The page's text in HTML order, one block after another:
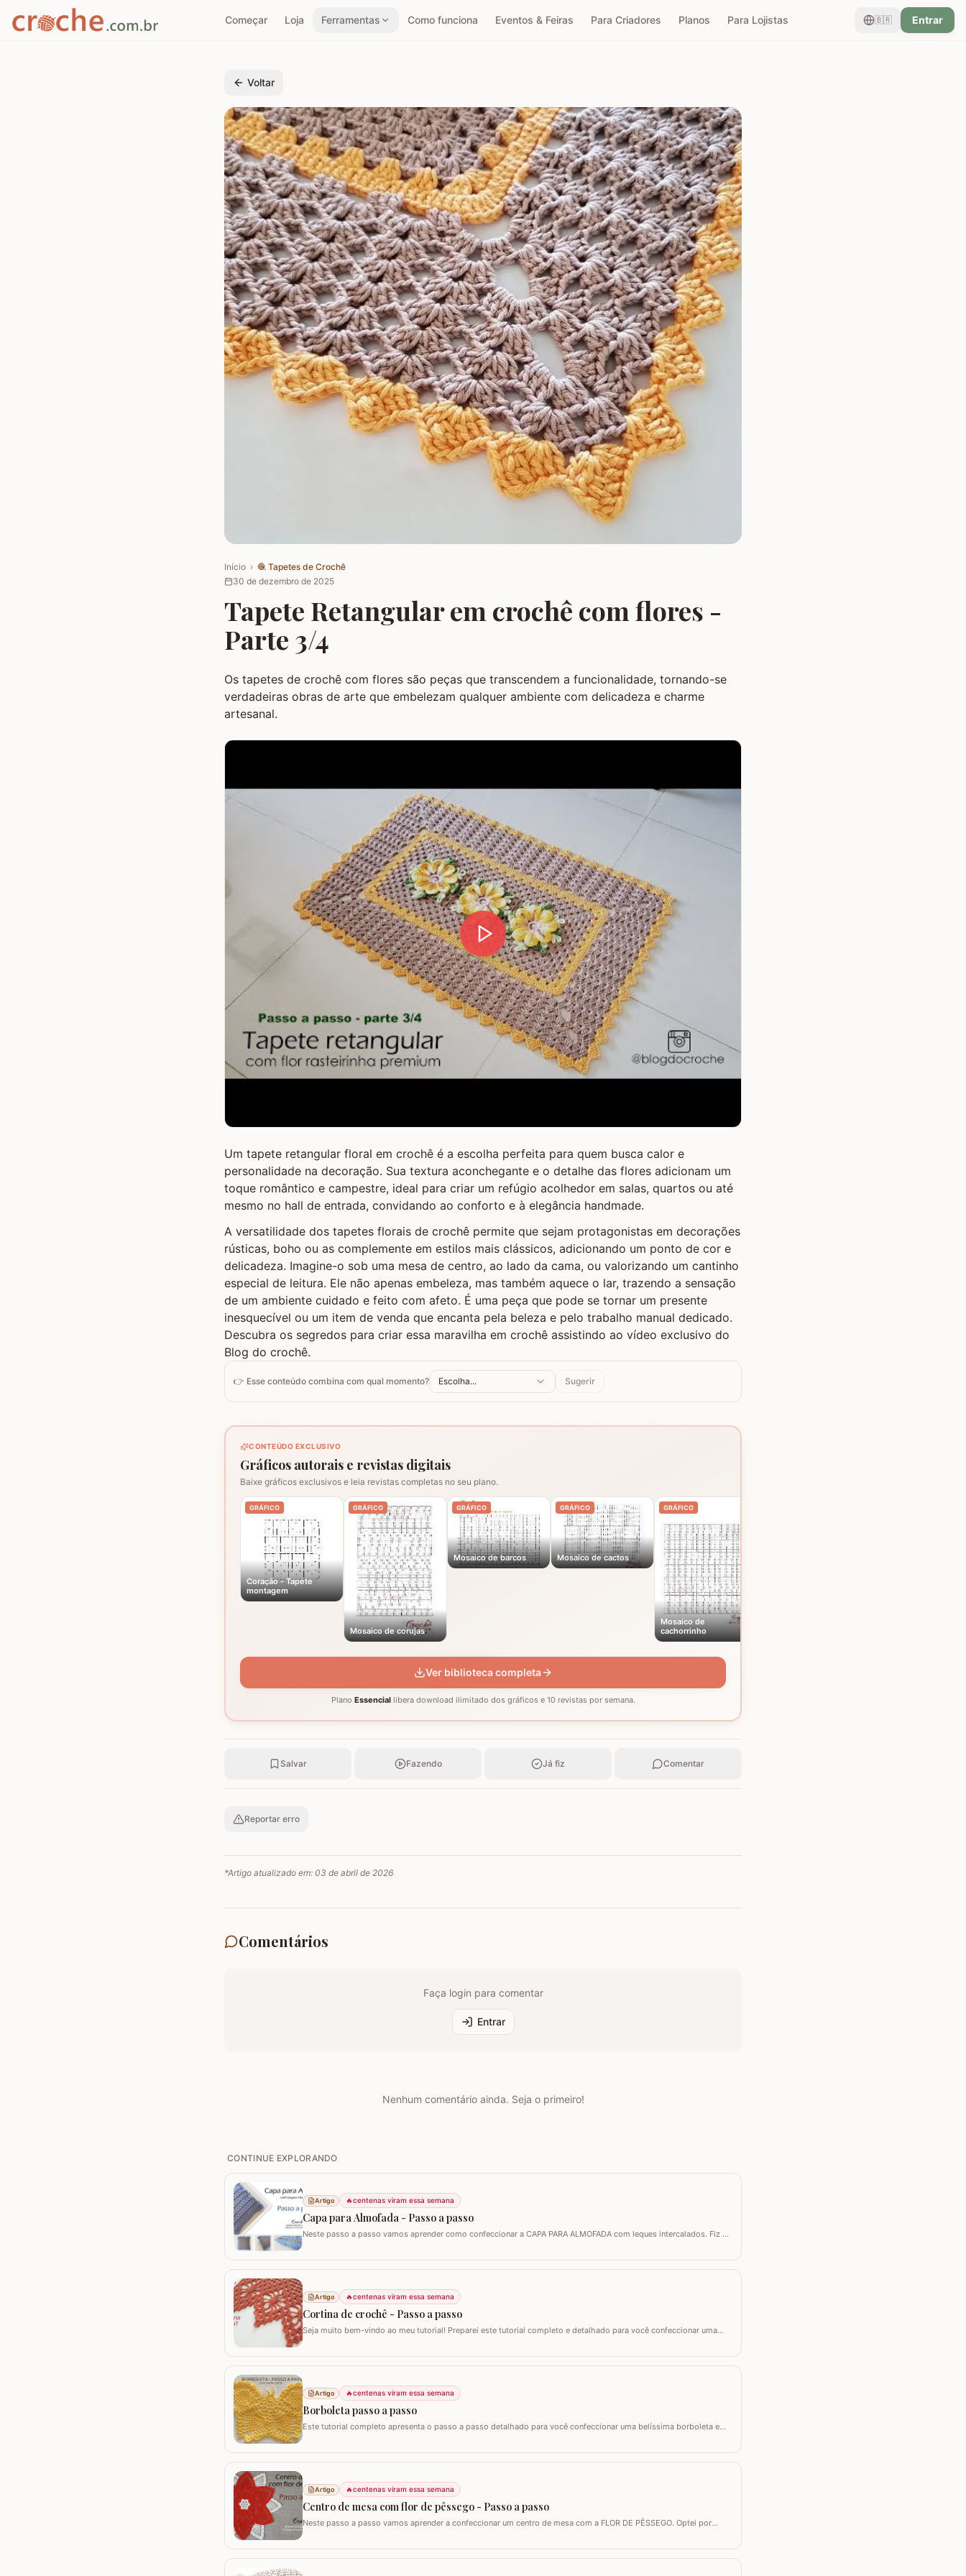
Começar Loja Ferramentas Como funciona Eventos & Feiras Para Criadores Planos Para Lojistas 🇧🇷 Entrar
Voltar
Início › 🧶 Tapetes de Crochê
30 de dezembro de 2025
Tapete Retangular em crochê com flores -
Parte 3/4
Os tapetes de crochê com flores são peças que transcendem a funcionalidade, tornando-se
verdadeiras obras de arte que embelezam qualquer ambiente com delicadeza e charme
artesanal.
Um tapete retangular floral em crochê é a escolha perfeita para quem busca calor e
personalidade na decoração. Sua textura aconchegante e o detalhe das flores adicionam um
toque romântico e campestre, ideal para criar um refúgio acolhedor em salas, quartos ou até
mesmo no hall de entrada, convidando ao conforto e à elegância handmade.
A versatilidade dos tapetes florais de crochê permite que sejam protagonistas em decorações
rústicas, boho ou as complemente em estilos mais clássicos, adicionando um ponto de cor e
delicadeza. Imagine-o sob uma mesa de centro, ao lado da cama, ou valorizando um cantinho
especial de leitura. Ele não apenas embeleza, mas também aquece o lar, trazendo a sensação
de um ambiente cuidado e feito com afeto. É uma peça que pode se tornar um presente
inesquecível ou um item de venda que encanta pela beleza e pelo trabalho manual dedicado.
Descubra os segredos para criar essa maravilha em crochê assistindo ao vídeo exclusivo do
Blog do crochê.
👉 Esse conteúdo combina com qual momento? Escolha... Sugerir
CONTEÚDO EXCLUSIVO
Gráficos autorais e revistas digitais
Baixe gráficos exclusivos e leia revistas completas no seu plano.
GRÁFICO
Coração - Tapete
montagem
GRÁFICO
Mosaico de corujas
GRÁFICO
Mosaico de barcos
GRÁFICO
Mosaico de cactos
GRÁFICO
Mosaico de
cachorrinho
Ver biblioteca completa
Plano Essenciallibera download ilimitado dos gráficos e 10 revistas por semana.
Salvar Fazendo Já fiz Comentar
Reportar erro
*Artigo atualizado em: 03 de abril de 2026
Comentários
Faça login para comentar
Entrar
Nenhum comentário ainda. Seja o primeiro!
CONTINUE EXPLORANDO
Artigo 🔥centenas viram essa semana
Capa para Almofada - Passo a passo
Neste passo a passo vamos aprender como confeccionar a CAPA PARA ALMOFADA com leques intercalados. Fiz a
Artigo 🔥centenas viram essa semana
Cortina de crochê - Passo a passo
Seja muito bem-vindo ao meu tutorial! Preparei este tutorial completo e detalhado para você confeccionar uma
Artigo 🔥centenas viram essa semana
Borboleta passo a passo
Este tutorial completo apresenta o passo a passo detalhado para você confeccionar uma belíssima borboleta em
Artigo 🔥centenas viram essa semana
Centro de mesa com flor de pêssego - Passo a passo
Neste passo a passo vamos aprender a confeccionar um centro de mesa com a FLOR DE PÊSSEGO. Optei por